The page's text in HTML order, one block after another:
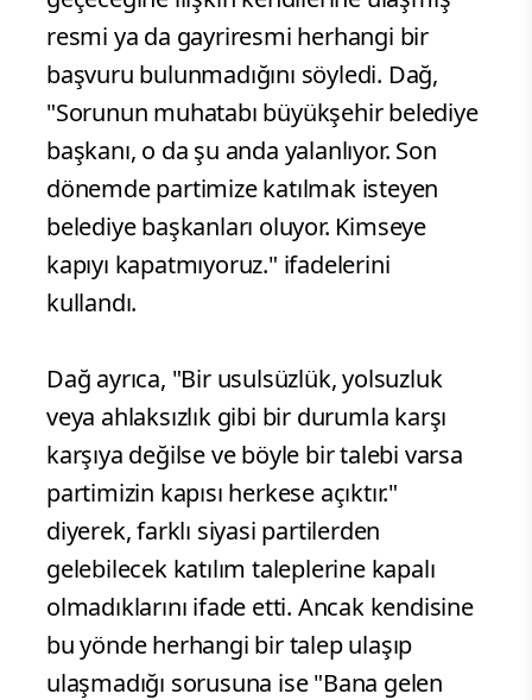
resmi ya da gayriresmi herhangi bir
başvuru bulunmadığını söyledi. Dağ,
"Sorunun muhatabı büyükşehir belediye
başkanı, o da şu anda yalanlıyor. Son
dönemde partimize katılmak isteyen
belediye başkanları oluyor. Kimseye
kapıyı kapatmıyoruz." ifadelerini
kullandı.
Dağ ayrıca, "Bir usulsüzlük, yolsuzluk
veya ahlaksızlık gibi bir durumla karşı
karşıya değilse ve böyle bir talebi varsa
partimizin kapısı herkese açıktır."
diyerek, farklı siyasi partilerden
gelebilecek katılım taleplerine kapalı
olmadıklarını ifade etti. Ancak kendisine
bu yönde herhangi bir talep ulaşıp
ulaşmadığı sorusuna ise "Bana gelen